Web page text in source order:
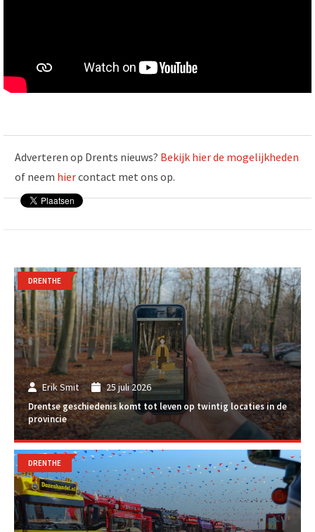
Adverteren op Drents nieuws? Bekijk hier de mogelijkheden
of neem hiercontact met ons op.
Erik Smit 25 juli 2026
Drentse geschiedenis komt tot leven op twintig locaties in de
provincie
DRENTHE
DRENTHE